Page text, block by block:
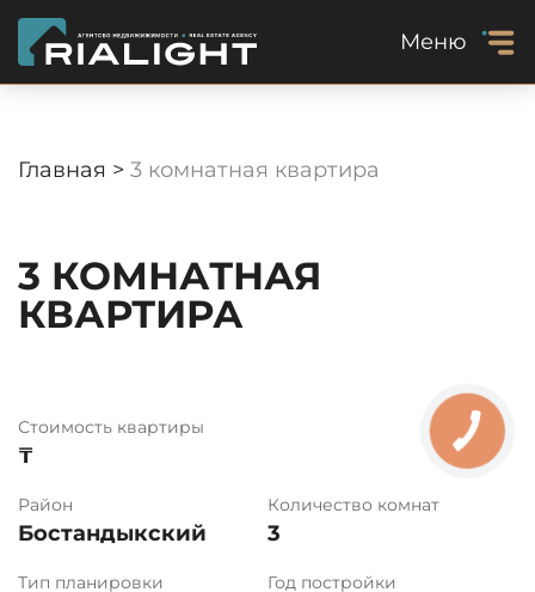
Меню
Главная > 3 комнатная квартира
3 КОМНАТНАЯ
КВАРТИРА
Стоимость квартиры
₸
Район
Бостандыкский
Количество комнат
3
Тип планировки Год постройки